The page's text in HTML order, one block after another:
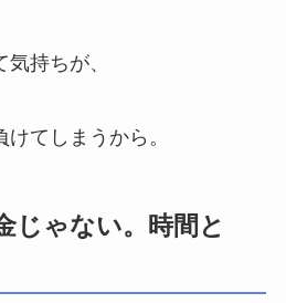
気持ちが、
けてしまうから。
じゃない。時間と